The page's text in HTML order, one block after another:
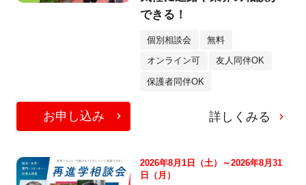
できる！
個別相談会 無料
オンライン可 友人同伴OK
保護者同伴OK
お申し込み 詳しくみる
2026年8月1日（土）～2026年8月31
日（月）